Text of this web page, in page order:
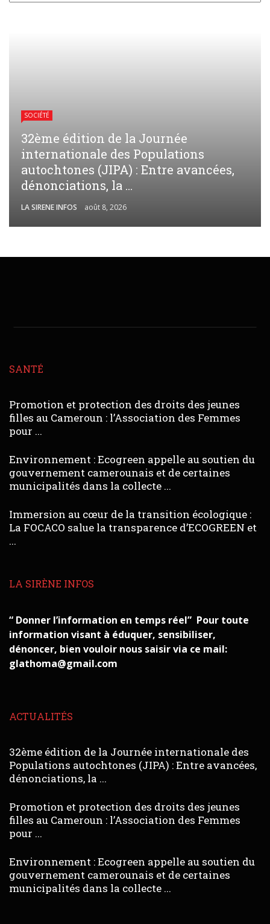
SOCIÉTÉ
32ème édition de la Journée
internationale des Populations
autochtones (JIPA) : Entre avancées,
dénonciations, la ...
LA SIRENE INFOS août 8, 2026
SANTÉ
Promotion et protection des droits des jeunes
filles au Cameroun : l’Association des Femmes
pour ...
Environnement : Ecogreen appelle au soutien du
gouvernement camerounais et de certaines
municipalités dans la collecte ...
Immersion au cœur de la transition écologique :
La FOCACO salue la transparence d’ECOGREEN et
...
LA SIRÈNE INFOS
“ Donner l’information en temps réel” Pour toute
information visant à éduquer, sensibiliser,
dénoncer, bien vouloir nous saisir via ce mail:
glathoma@gmail.com
ACTUALITÉS
32ème édition de la Journée internationale des
Populations autochtones (JIPA) : Entre avancées,
dénonciations, la ...
Promotion et protection des droits des jeunes
filles au Cameroun : l’Association des Femmes
pour ...
Environnement : Ecogreen appelle au soutien du
gouvernement camerounais et de certaines
municipalités dans la collecte ...